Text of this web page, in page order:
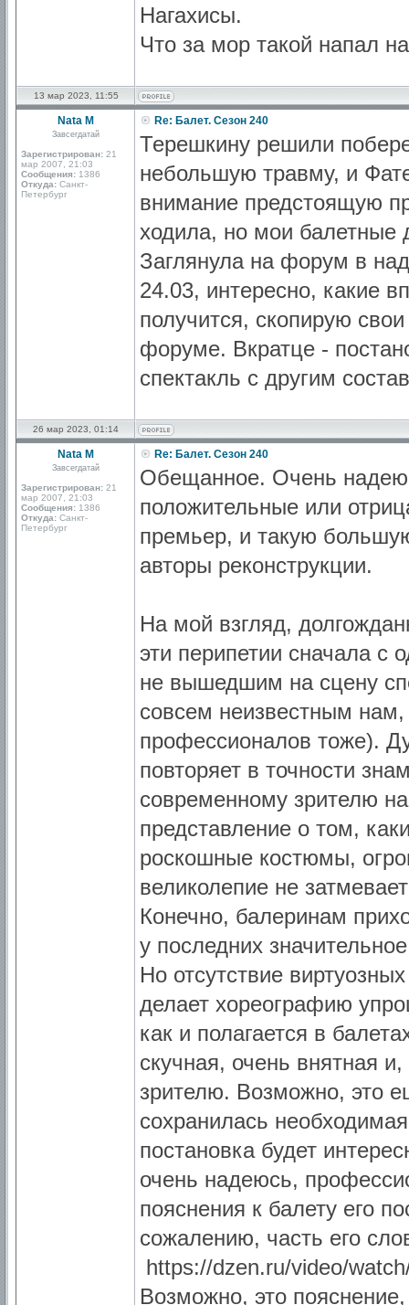
Нагахисы.
Что за мор такой напал
13 мар 2023, 11:55
Nata M
Завсегдатай
Зарегистрирован: 21
мар 2007, 21:03
Сообщения: 1386
Откуда: Санкт-
Петербург
Re: Балет. Сезон 240
Терешкину решили
небольшую травму, и
внимание предстоящую
ходила, но мои балетные
Заглянула на форум в
24.03, интересно, какие
получится, скопирую
форуме. Вкратце -
спектакль с другим
26 мар 2023, 01:14
Nata M
Завсегдатай
Зарегистрирован: 21
мар 2007, 21:03
Сообщения: 1386
Откуда: Санкт-
Петербург
Re: Балет. Сезон 240
Обещанное. Очень
положительные или
премьер, и такую
авторы реконструкции.
На мой взгляд,
эти перипетии сначала с
не вышедшим на сцену
совсем неизвестным
профессионалов тоже).
повторяет в точности
современному зрителю
представление о том,
роскошные костюмы,
великолепие не
Конечно, балеринам
у последних
Но отсутствие
делает хореографию
как и полагается в
скучная, очень внятная
зрителю. Возможно, это
сохранилась
постановка будет
очень надеюсь,
пояснения к балету его
сожалению, часть его
https://dzen.ru/video/
Возможно, это